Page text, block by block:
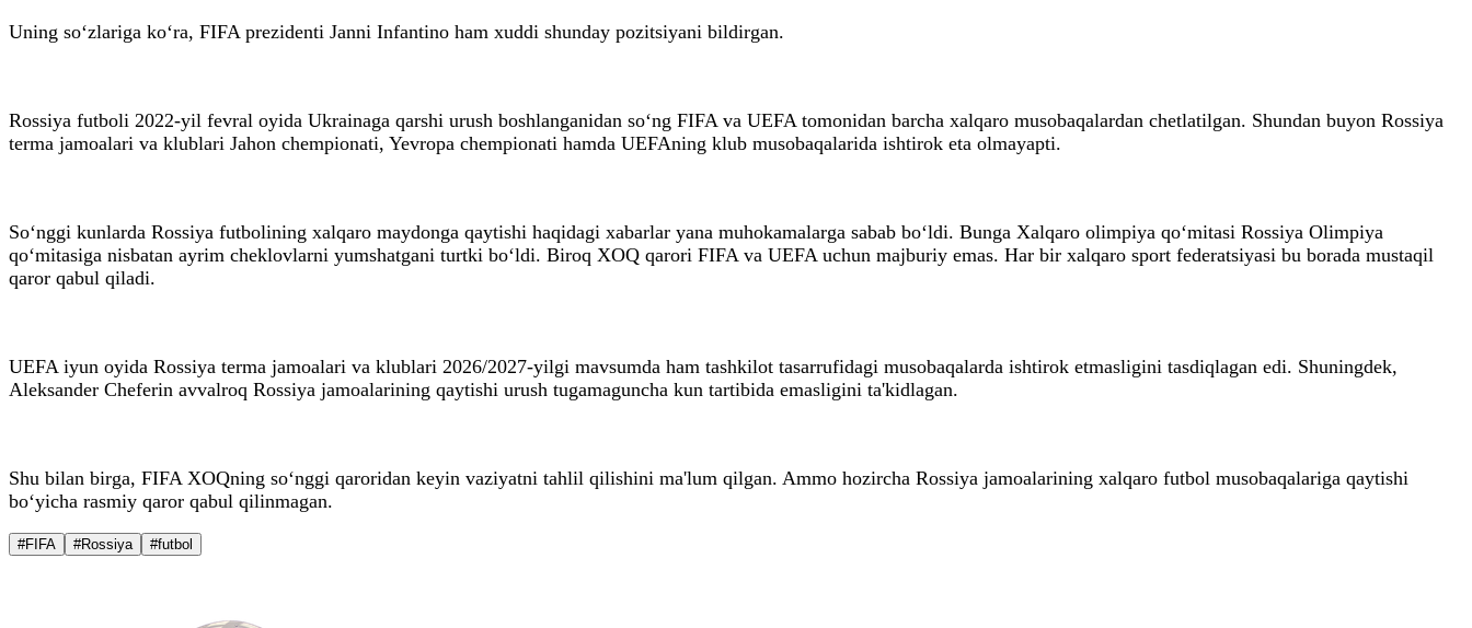
Uning so‘zlariga ko‘ra, FIFA prezidenti Janni Infantino ham xuddi shunday pozitsiyani bildirgan.
Rossiya futboli 2022-yil fevral oyida Ukrainaga qarshi urush boshlanganidan so‘ng FIFA va UEFA tomonidan barcha xalqaro musobaqalardan chetlatilgan. Shundan buyon Rossiya
terma jamoalari va klublari Jahon chempionati, Yevropa chempionati hamda UEFAning klub musobaqalarida ishtirok eta olmayapti.
So‘nggi kunlarda Rossiya futbolining xalqaro maydonga qaytishi haqidagi xabarlar yana muhokamalarga sabab bo‘ldi. Bunga Xalqaro olimpiya qo‘mitasi Rossiya Olimpiya
qo‘mitasiga nisbatan ayrim cheklovlarni yumshatgani turtki bo‘ldi. Biroq XOQ qarori FIFA va UEFA uchun majburiy emas. Har bir xalqaro sport federatsiyasi bu borada mustaqil
qaror qabul qiladi.
UEFA iyun oyida Rossiya terma jamoalari va klublari 2026/2027-yilgi mavsumda ham tashkilot tasarrufidagi musobaqalarda ishtirok etmasligini tasdiqlagan edi. Shuningdek,
Aleksander Cheferin avvalroq Rossiya jamoalarining qaytishi urush tugamaguncha kun tartibida emasligini ta'kidlagan.
Shu bilan birga, FIFA XOQning so‘nggi qaroridan keyin vaziyatni tahlil qilishini ma'lum qilgan. Ammo hozircha Rossiya jamoalarining xalqaro futbol musobaqalariga qaytishi
bo‘yicha rasmiy qaror qabul qilinmagan.
#FIFA #Rossiya #futbol